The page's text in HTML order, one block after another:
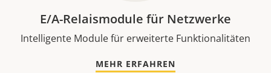
E/A-Relaismodule für Netzwerke
Intelligente Module für erweiterte Funktionalitäten
MEHR ERFAHREN